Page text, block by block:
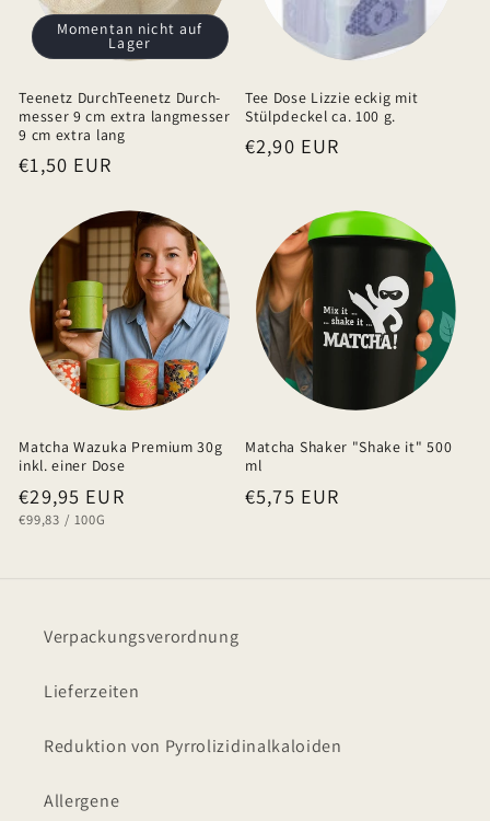
a
l
t
Momentan nicht auf
Lager
Teenetz DurchTeenetz Durch-
messer 9 cm extra langmesser
9 cm extra lang
Normaler
€1,50 EUR
Tee Dose Lizzie eckig mit
Stülpdeckel ca. 100 g.
Normaler
€2,90 EUR
Matcha Wazuka Premium 30g
inkl. einer Dose
Normaler
Preis
€29,95 EUR
GRUNDPREIS
€99,83 / PRO
100G
Matcha Shaker "Shake it" 500
ml
Normaler
€5,75 EUR
Verpackungsverordnung
Lieferzeiten
Reduktion von Pyrrolizidinalkaloiden
Allergene